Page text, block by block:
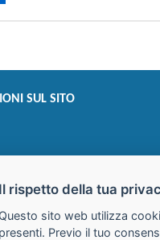
SUL SITO
Il rispetto della tua
Questo sito web utilizza
presenti. Previo il tuo